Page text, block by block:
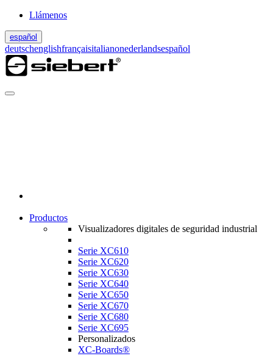
Llámenos
español
deutschenglishfrançaisitalianonederlandsespañol
Productos
Visualizadores digitales de seguridad industrial
Serie XC610
Serie XC620
Serie XC630
Serie XC640
Serie XC650
Serie XC670
Serie XC680
Serie XC695
Personalizados
XC-Boards®